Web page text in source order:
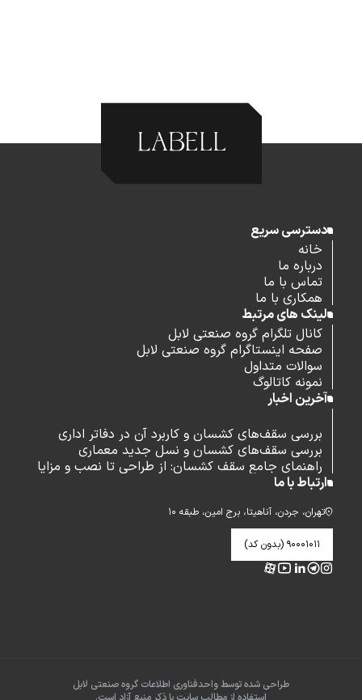
دسترسی سریع
خانه
درباره ما
تماس با ما
همکاری با ما
لینک های مرتبط
کانال تلگرام گروه صنعتی لابل
صفحه اینستاگرام گروه صنعتی لابل
سوالات متداول
نمونه کاتالوگ
آخرین اخبار
بررسی سقف‌های کشسان و کاربرد آن در دفاتر اداری
بررسی سقف‌های کشسان و نسل جدید معماری
راهنمای جامع سقف کشسان: از طراحی تا نصب و مزایا
ارتباط با ما
تهران، جردن، آناهیتا، برج امین، طبقه ۱۰
۹۰۰۰۱۰۱۱ (بدون کد)
طراحی شده توسط واحدفناوری اطلاعات گروه صنعتی لابل